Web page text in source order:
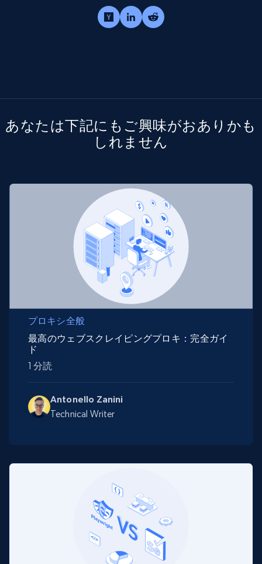
あなたは下記にもご興味がおありかも
しれません
プロキシ全般
Antonello Zanini
Technical Writer
最高のウェブスクレイピングプロキ：完全ガイ
ド
1 分読